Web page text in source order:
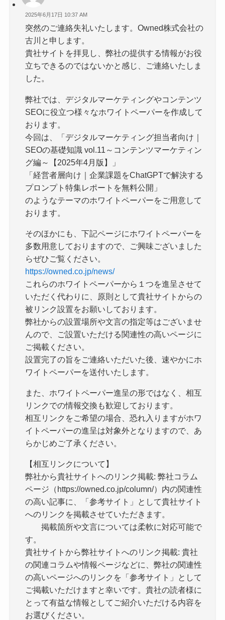
2025年6月17日 10:37 AM
突然のご連絡失礼いたします。Owned株式会社の
古川と申します。
貴社サイトを拝見し、弊社の提供する情報がお役
立ちできるのではないかと感じ、ご連絡いたしま
した。
弊社では、デジタルマーケティングやコンテンツ
SEOに役立つ様々なホワイトペーパーを作成して
おります。
今回は、「デジタルマーケティング担当者向け｜
SEOの基礎知識 vol.11～コンテンツマーケティン
グ編～【2025年4月版】」
「経営者層向け｜企業課題をChatGPTで解決する
プロンプト特集レポートを無料公開」
のようなテーマのホワイトペーパーをご用意して
おります。
そのほかにも、下記ページにホワイトペーパーを
多数用意しておりますので、ご興味ございました
らぜひご覧ください。
https://owned.co.jp/news/
これらのホワイトペーパーから１つを進呈させて
いただく代わりに、原則として貴社サイトからの
被リンク設置をお願いしております。
弊社からの設置場所や文言の指定等はございませ
んので、ご設置いただける関連性の高いページに
ご掲載ください。
設置完了の旨をご連絡いただいた後、速やかにホ
ワイトペーパーを送付いたします。
また、ホワイトペーパー進呈の形ではなく、相互
リンクでの情報交換も歓迎しております。
相互リンクをご希望の場合、恐れ入りますがホワ
イトペーパーの進呈は対象外となりますので、あ
らかじめご了承ください。
【相互リンクについて】
弊社から貴社サイトへのリンク掲載: 弊社コラム
ページ（https://owned.co.jp/column/）内の関連性
の高い記事に、「参考サイト」として貴社サイト
へのリンクを掲載させていただきます。
掲載箇所や文言については柔軟に対応可能で
す。
貴社サイトから弊社サイトへのリンク掲載: 貴社
の関連コラムや情報ページなどに、弊社の関連性
の高いページへのリンクを「参考サイト」として
ご掲載いただけますと幸いです。貴社の読者様に
とって有益な情報としてご紹介いただける内容を
お選びください。